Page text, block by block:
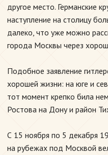
другое место. Германские
наступление на столицу
далеко, что уже можно
города Москвы через
Подобное заявление
хорошей жизни: на юге и
тот момент крепко била
Ростова на Дону и район
С 15 ноября по 5 декабря
на рубежах под Москвой